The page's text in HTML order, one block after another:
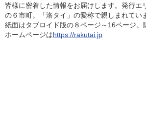
皆様に密着した情報をお届けします。発行
の６市町。「洛タイ」の愛称で親しまれてい
紙面はタブロイド版の８ページ～16ページ
ホームページはhttps://rakutai.jp